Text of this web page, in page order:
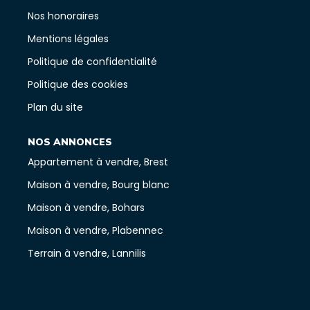
Nos honoraires
Mentions légales
Politique de confidentialité
Politique des cookies
Plan du site
NOS ANNONCES
Appartement à vendre, Brest
Maison à vendre, Bourg blanc
Maison à vendre, Bohars
Maison à vendre, Plabennec
Terrain à vendre, Lannilis